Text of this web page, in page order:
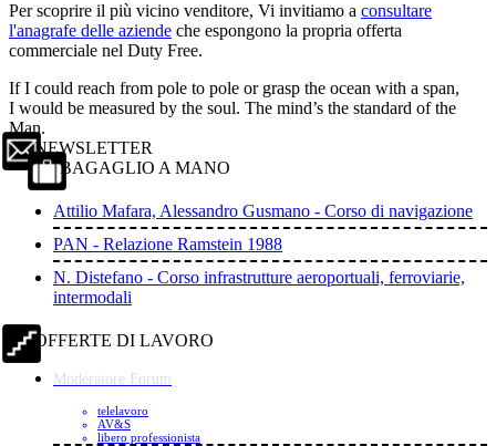
Per scoprire il più vicino venditore, Vi invitiamo a consultare
l'anagrafe delle aziende che espongono la propria offerta
commerciale nel Duty Free.
If I could reach from pole to pole or grasp the ocean with a span,
I would be measured by the soul. The mind’s the standard of the
Man.
NEWSLETTER
BAGAGLIO A MANO
Attilio Mafara, Alessandro Gusmano - Corso di navigazione
PAN - Relazione Ramstein 1988
N. Distefano - Corso infrastrutture aeroportuali, ferroviarie,
intermodali
OFFERTE DI LAVORO
Moderatore Forum
telelavoro
AV&S
libero professionista